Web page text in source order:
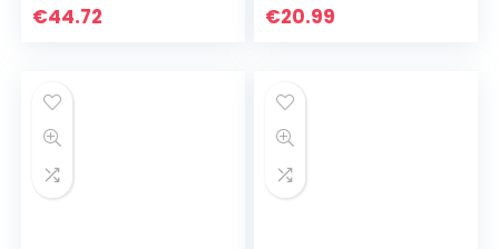
€44.72
tablet, iPad, Kindle
€20.99